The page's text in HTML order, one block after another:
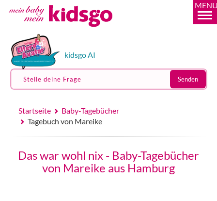
kidsgo AI
Stelle deine Frage Senden
Startseite
Baby-Tagebücher
Tagebuch von Mareike
Das war wohl nix - Baby-Tagebücher
von Mareike aus Hamburg